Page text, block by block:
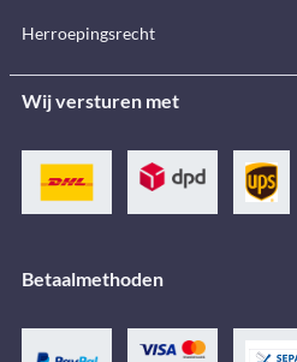
Herroepingsrecht
Wij versturen met
Betaalmethoden